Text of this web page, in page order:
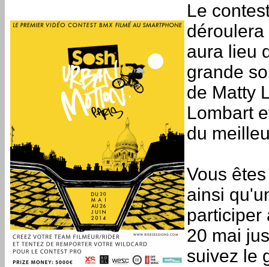
Le
aura lieu
grande
de Matty
Lombart
du
Vous
ainsi
participer
20 mai
suivez le